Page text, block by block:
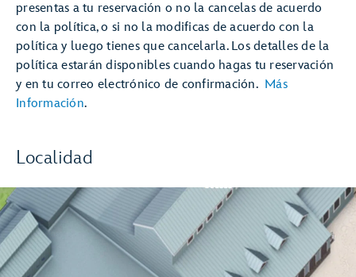
presentas a tu reservación o no la cancelas de acuerdo
con la política, o si no la modificas de acuerdo con la
política y luego tienes que cancelarla. Los detalles de la
política estarán disponibles cuando hagas tu reservación
y en tu correo electrónico de confirmación. Más
Información.
Localidad